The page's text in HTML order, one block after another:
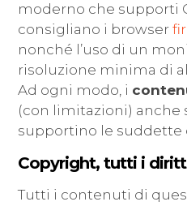
moderno che supporti
consigliano i browser
nonché l’uso di un
risoluzione minima di
Ad ogni modo, i
(con limitazioni) anche
supportino le suddette
Copyright, tutti i
Tutti i contenuti di